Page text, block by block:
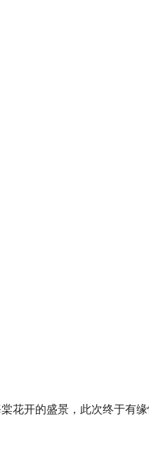
花开的盛景，此次终于有